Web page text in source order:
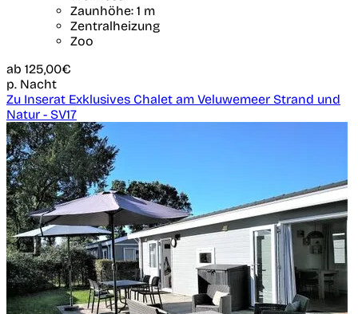
Zaunhöhe: 1 m
Zentralheizung
Zoo
ab 125,00€
p. Nacht
Zu Inserat Exklusives Chalet am Veluwemeer Strand und
Natur - SV17